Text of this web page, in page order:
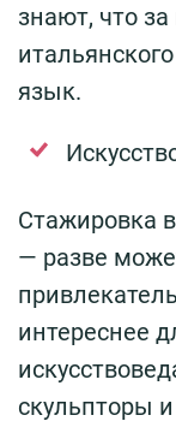
знают, что
язык.
Стажировка
— разве
интереснее
скульпторы